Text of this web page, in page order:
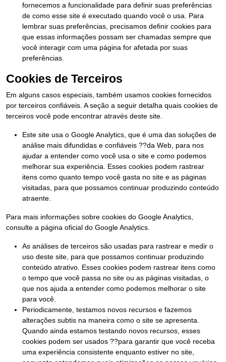
fornecemos a funcionalidade para definir suas preferências
de como esse site é executado quando você o usa. Para
lembrar suas preferências, precisamos definir cookies para
que essas informações possam ser chamadas sempre que
você interagir com uma página for afetada por suas
preferências.
Cookies de Terceiros
Em alguns casos especiais, também usamos cookies fornecidos
por terceiros confiáveis. A seção a seguir detalha quais cookies de
terceiros você pode encontrar através deste site.
Este site usa o Google Analytics, que é uma das soluções de
análise mais difundidas e confiáveis ??da Web, para nos
ajudar a entender como você usa o site e como podemos
melhorar sua experiência. Esses cookies podem rastrear
itens como quanto tempo você gasta no site e as páginas
visitadas, para que possamos continuar produzindo conteúdo
atraente.
Para mais informações sobre cookies do Google Analytics,
consulte a página oficial do Google Analytics.
As análises de terceiros são usadas para rastrear e medir o
uso deste site, para que possamos continuar produzindo
conteúdo atrativo. Esses cookies podem rastrear itens como
o tempo que você passa no site ou as páginas visitadas, o
que nos ajuda a entender como podemos melhorar o site
para você.
Periodicamente, testamos novos recursos e fazemos
alterações subtis na maneira como o site se apresenta.
Quando ainda estamos testando novos recursos, esses
cookies podem ser usados ??para garantir que você receba
uma experiência consistente enquanto estiver no site,